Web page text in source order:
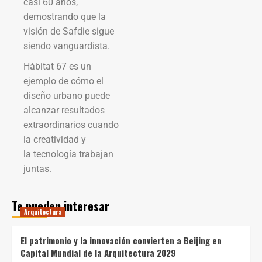
demostrando que la
visión de Safdie sigue
siendo vanguardista.
Hábitat 67 es un
ejemplo de cómo el
diseño urbano puede
alcanzar resultados
extraordinarios cuando
la creatividad y
la tecnología trabajan
juntas.
Te pueden interesar
Arquitectura
El patrimonio y la innovación convierten a Beijing en
Capital Mundial de la Arquitectura 2029